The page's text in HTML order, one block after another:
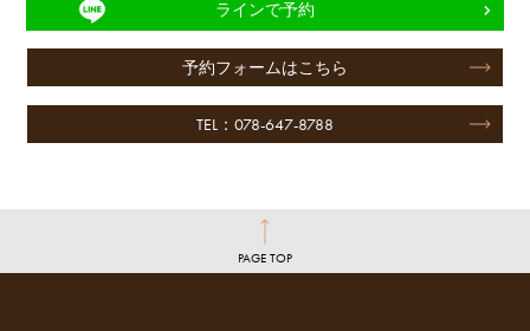
ラインで予約
予約フォームはこちら
TEL：078-647-8788
PAGE TOP